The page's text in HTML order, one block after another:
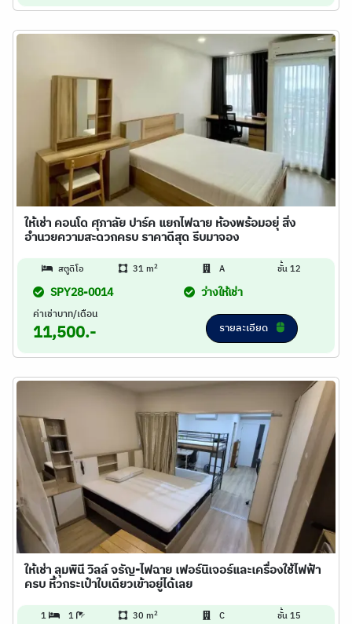
ให้เช่า คอนโด ศุภาลัย ปาร์ค แยกไฟฉาย ห้องพร้อมอยุ่ สิ่ง
อำนวยความสะดวกครบ ราคาดีสุด รีบมาจอง
สตูดิโอ 31 m2 A ชั้น 12
SPY28-0014 ว่างให้เช่า
ค่าเช่าบาท/เดือน
11,500.- รายละเอียด
ให้เช่า ลุมพินี วิลล์ จรัญ-ไฟฉาย เฟอร์นิเจอร์และเครื่องใช้ไฟฟ้า
ครบ หิ้วกระเป๋าใบเดียวเข้าอยู่ได้เลย
1 1 30 m2 C ชั้น 15